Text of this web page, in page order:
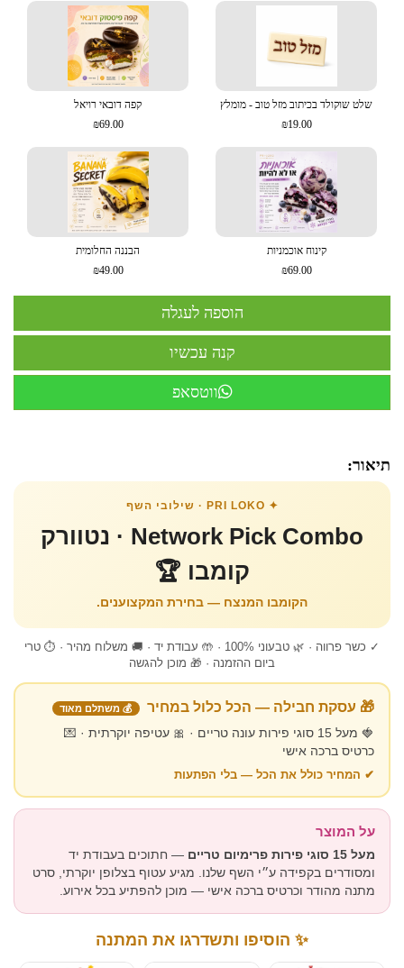
שלט שוקולד בכיתוב מזל טוב - מומלץ
₪19.00
קפה דובאי רויאל
₪69.00
קינוח אוכמניות
₪69.00
הבננה החלומית
₪49.00
ווטסאפ
תיאור:
✦ PRI LOKO · שילובי השף
Network Pick Combo · נטוורק
קומבו 🏆
הקומבו המנצח — בחירת המקצוענים.
✓ כשר פרווה · 🌿 טבעוני 100% · 🤲 עבודת יד · 🚚 משלוח מהיר · ⏱ טרי
ביום ההזמנה · 🎁 מוכן להגשה
🎁 עסקת חבילה — הכל כלול במחיר 💰 משתלם מאוד
🍓 מעל 15 סוגי פירות עונה טריים · 🎀 עטיפה יוקרתית · 💌
כרטיס ברכה אישי
✔ המחיר כולל את הכל — בלי הפתעות
על המוצר
מעל 15 סוגי פירות פרימיום טריים
— חתוכים בעבודת יד
ומסודרים בקפידה ע״י השף שלנו. מגיע עטוף בצלופן יוקרתי, סרט
מתנה מהודר וכרטיס ברכה אישי — מוכן להפתיע בכל אירוע.
✨ הוסיפו ותשדרגו את המתנה